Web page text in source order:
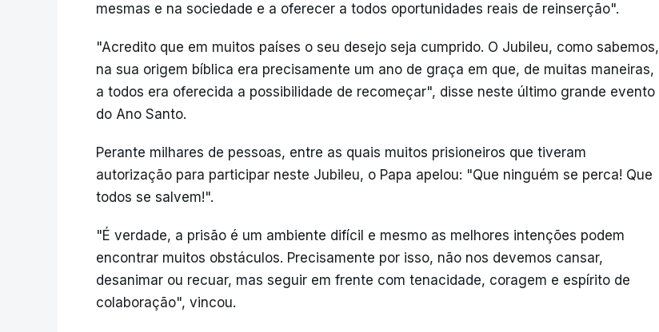
mesmas e na sociedade e a oferecer a todos oportunidades reais de reinserção".
"Acredito que em muitos países o seu desejo seja cumprido. O Jubileu, como sabemos,
na sua origem bíblica era precisamente um ano de graça em que, de muitas maneiras,
a todos era oferecida a possibilidade de recomeçar", disse neste último grande evento
do Ano Santo.
Perante milhares de pessoas, entre as quais muitos prisioneiros que tiveram
autorização para participar neste Jubileu, o Papa apelou: "Que ninguém se perca! Que
todos se salvem!".
"É verdade, a prisão é um ambiente difícil e mesmo as melhores intenções podem
encontrar muitos obstáculos. Precisamente por isso, não nos devemos cansar,
desanimar ou recuar, mas seguir em frente com tenacidade, coragem e espírito de
colaboração", vincou.